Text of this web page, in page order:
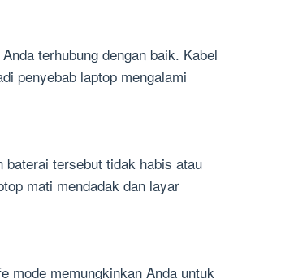
terhubung dengan baik. Kabel
penyebab laptop mengalami
tersebut tidak habis atau
mati mendadak dan layar
mode memungkinkan Anda untuk